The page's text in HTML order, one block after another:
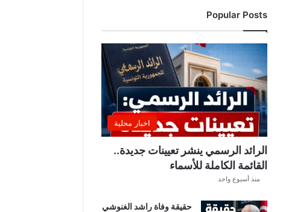
ا
و
ض
ت
ا
ل
ن
ا
د
ا
ل
ر
Popular Posts
اخبار محلية
الرائد الرسمي ينشر تعيينات جديدة..
القائمة الكاملة للأسماء
منذ أسبوع واحد
حقيقة وفاة راشد الغنوشي